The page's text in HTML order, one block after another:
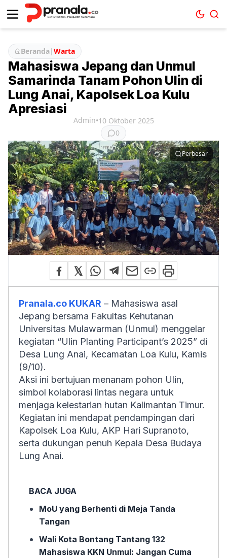
Beranda|Warta
Mahasiswa Jepang dan Unmul
Samarinda Tanam Pohon Ulin di
Lung Anai, Kapolsek Loa Kulu
Apresiasi
Admin•10 Oktober 2025
0
Perbesar
Pranala.co KUKAR – Mahasiswa asal
Jepang bersama Fakultas Kehutanan
Universitas Mulawarman (Unmul) menggelar
kegiatan “Ulin Planting Participant’s 2025” di
Desa Lung Anai, Kecamatan Loa Kulu, Kamis
(9/10).
Aksi ini bertujuan menanam pohon Ulin,
simbol kolaborasi lintas negara untuk
menjaga kelestarian hutan Kalimantan Timur.
Kegiatan ini mendapat pendampingan dari
Kapolsek Loa Kulu, AKP Hari Supranoto,
serta dukungan penuh Kepala Desa Budaya
Lung Anai.
BACA JUGA
MoU yang Berhenti di Meja Tanda
Tangan
Wali Kota Bontang Tantang 132
Mahasiswa KKN Unmul: Jangan Cuma